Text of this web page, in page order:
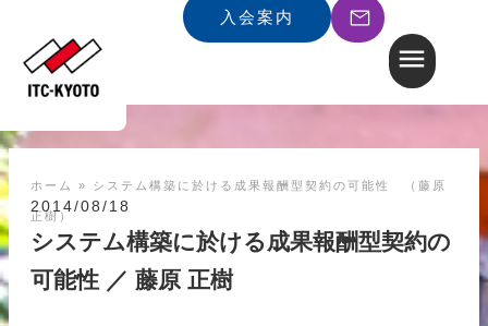
入会案内
ホーム » システム構築に於ける成果報酬型契約の可能性 （藤原
正樹）
2014/08/18
システム構築に於ける成果報酬型契約の
可能性 ／ 藤原 正樹